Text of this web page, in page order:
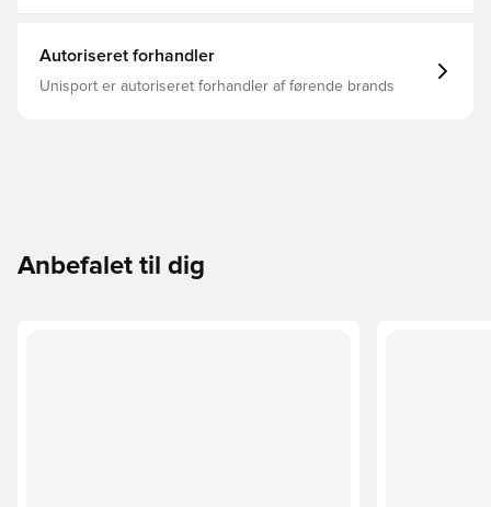
Autoriseret forhandler
Unisport er autoriseret forhandler af førende brands
Anbefalet til dig